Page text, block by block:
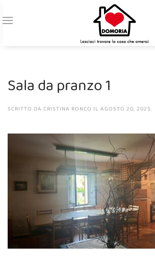
Sala da pranzo 1
SCRITTO DA CRISTINA RONCO IL AGOSTO 20, 2025.